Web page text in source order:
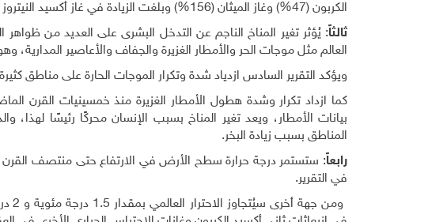
الكربون (47%) وغاز الميثان (156%) وبلغت الزيادة في غاز أكسيد النيتروز (23%) منذ عام 1750.
ثالثاً: يُؤثر تغير المناخ الناجم عن التدخل البشرى على العديد من
العالم مثل موجات الحر والأمطار الغزيرة والجفاف والأعاصير المدارية،
ويؤكد التقرير السادس ازدياد شدة وتكرار الموجات الحارة على مناطق
كما ازداد تكرار وشدة هطول الأمطار الغزيرة منذ خمسينيات القرن
بيانات الأمطار، ويعد تغير المناخ بسبب الإنسان محركًا رئيسًا
المناطق بسبب زيادة البخر.
رابعاً: ستستمر درجة حرارة سطح الأرض في الارتفاع حتى منتصف القرن
في التقرير.